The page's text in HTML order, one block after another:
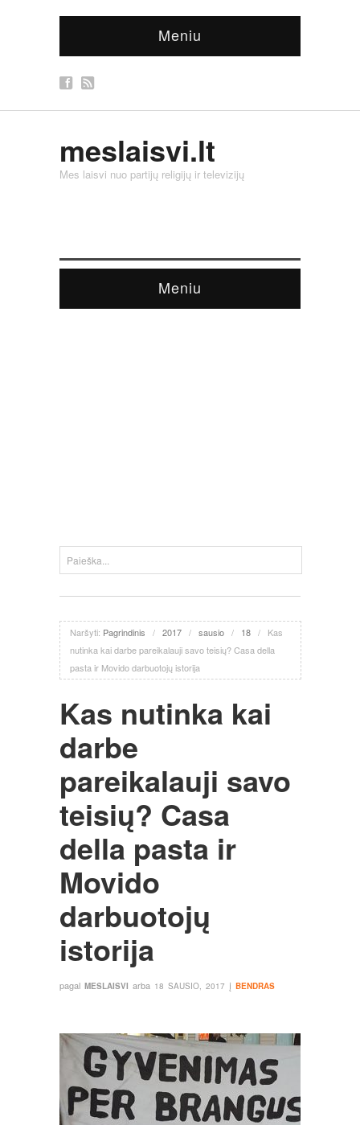
Meniu
meslaisvi.lt
Mes laisvi nuo partijų religijų ir televizijų
Meniu
Naršyti: Pagrindinis / 2017 / sausio / 18 /
Kas
nutinka kai darbe pareikalauji savo teisių? Casa della
pasta ir Movido darbuotojų istorija
Kas nutinka kai
darbe
pareikalauji savo
teisių? Casa
della pasta ir
Movido
darbuotojų
istorija
pagal MESLAISVI arba 18 SAUSIO, 2017 į BENDRAS